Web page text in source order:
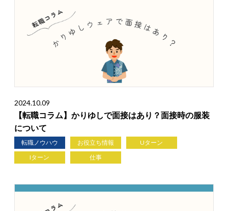
2024.10.09
【転職コラム】かりゆしで面接はあり？面接時の服装
について
転職ノウハウ お役立ち情報
Uターン
Iターン
仕事